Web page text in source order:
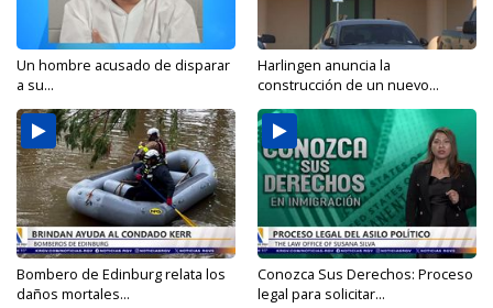
Un hombre acusado de disparar
a su...
Harlingen anuncia la
construcción de un nuevo...
Bombero de Edinburg relata los
daños mortales...
Conozca Sus Derechos: Proceso
legal para solicitar...